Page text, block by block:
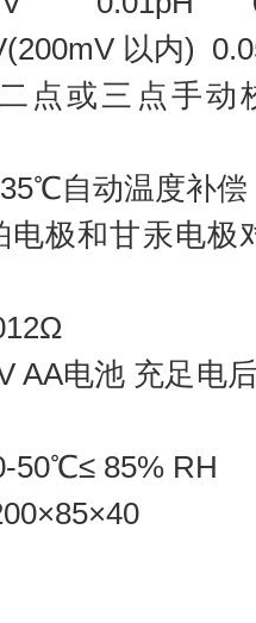
以内)
点或三点手动
自动温度补偿
电极和甘汞电极
12Ω
AA电池 充足电
50℃≤ 85% RH